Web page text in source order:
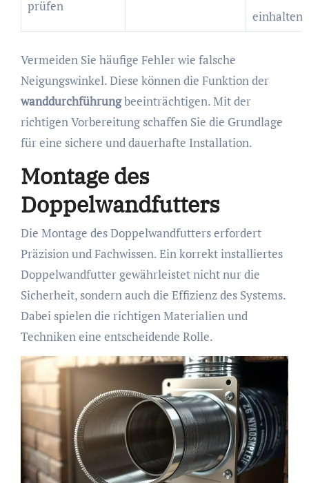
prüfen
einhalten
Vermeiden Sie häufige Fehler wie falsche
Neigungswinkel. Diese können die Funktion der
wanddurchführungbeeinträchtigen. Mit der
richtigen Vorbereitung schaffen Sie die Grundlage
für eine sichere und dauerhafte Installation.
Montage des
Doppelwandfutters
Die Montage des Doppelwandfutters erfordert
Präzision und Fachwissen. Ein korrekt installiertes
Doppelwandfutter gewährleistet nicht nur die
Sicherheit, sondern auch die Effizienz des Systems.
Dabei spielen die richtigen Materialien und
Techniken eine entscheidende Rolle.